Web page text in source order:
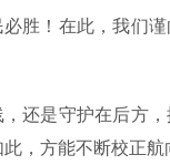
胜！在此，我们
还是守护在后方
，方能不断校正航